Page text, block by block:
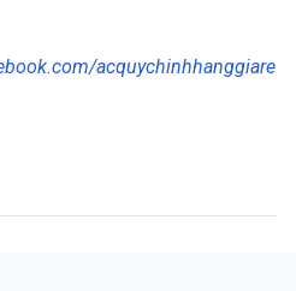
acquychinhhanggiare